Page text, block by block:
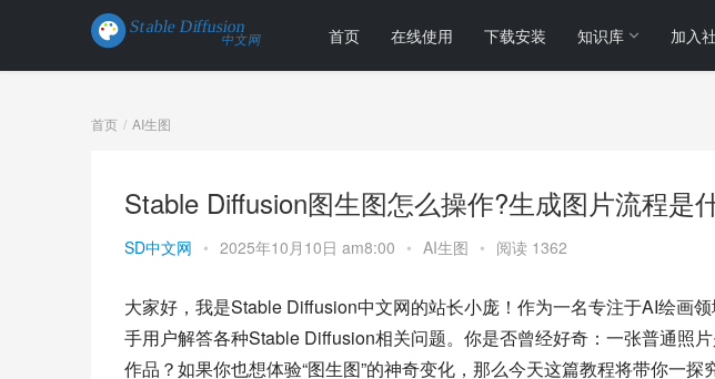
首页 在线使用 下载安装 知识库 加入
首页 AI生图
Stable Diffusion图生图怎么操作?生成图片流程是
SD中文网 • 2025年10月10日 am8:00 • AI生图 • 阅读 1362
大家好，我是Stable Diffusion中文网的站长小庞！作为一名专注于AI绘画
手用户解答各种Stable Diffusion相关问题。你是否曾经好奇：一张普通照
作品？如果你也想体验“图生图”的神奇变化，那么今天这篇教程将带你一